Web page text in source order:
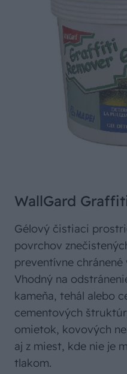
WallGard
Gélový čistiaci
povrchov
preventívne
Vhodný na
kameňa, tehál alebo
cementových
omietok, kovových
aj z miest, kde nie je
tlakom.